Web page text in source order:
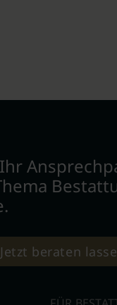
Jetzt beraten